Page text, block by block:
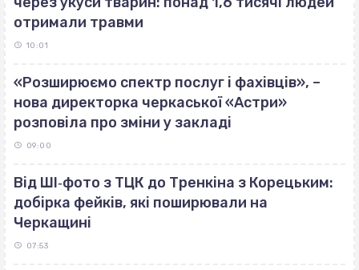
отримали травми
10:01
«Розширюємо спектр послуг і фахівців», –
нова директорка черкаської «Астри»
розповіла про зміни у закладі
09:00
Від ШІ‐фото з ТЦК до Тренкіна з Корецьким:
добірка фейків, які поширювали на
Черкащині
07:53